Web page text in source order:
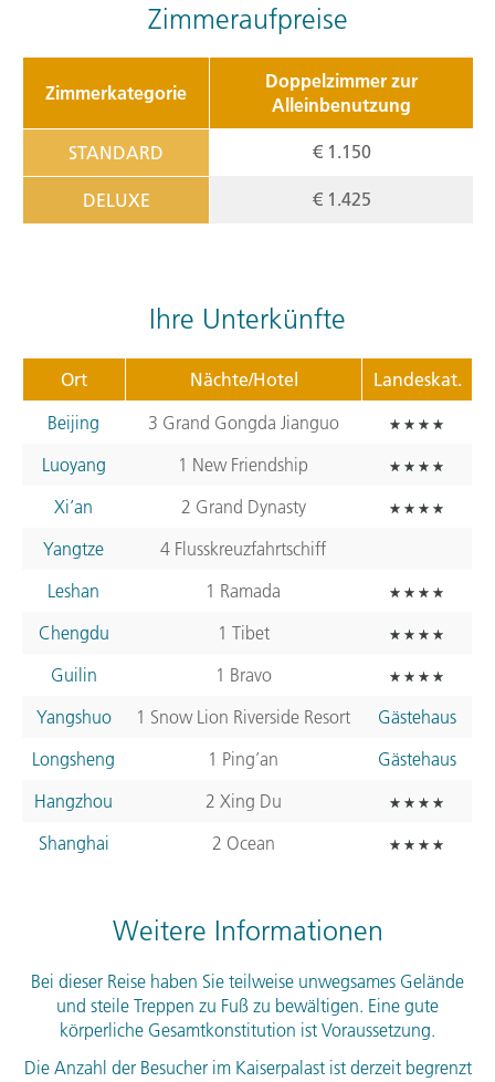
Zimmeraufpreise
Zimmerkategorie
Doppelzimmer zur
Alleinbenutzung
STANDARD € 1.150
DELUXE € 1.425
Ihre Unterkünfte
Ort Nächte/Hotel
Landeskat.
Beijing
3 Grand Gongda Jianguo
Luoyang
1 New Friendship
Xi’an
2 Grand Dynasty
Yangtze
4 Flusskreuzfahrtschiff
Leshan
1 Ramada
Chengdu
1 Tibet
Guilin
1 Bravo
Yangshuo
1 Snow Lion Riverside Resort
Gästehaus
Longsheng
1 Ping’an
Gästehaus
Hangzhou
2 Xing Du
Shanghai
2 Ocean
Weitere Informationen
Bei dieser Reise haben Sie teilweise unwegsames Gelände
und steile Treppen zu Fuß zu bewältigen. Eine gute
körperliche Gesamtkonstitution ist Voraussetzung.
Die Anzahl der Besucher im Kaiserpalast ist derzeit begrenzt